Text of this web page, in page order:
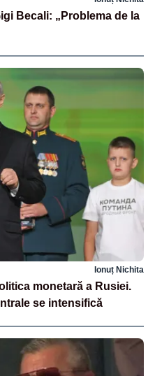
Becali: „Problema de la
Ionuț Nichita
monetară a Rusiei.
se intensifică